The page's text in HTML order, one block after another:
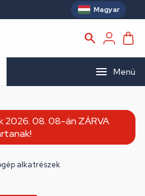
Magyar
Menü
2026. 08. 08-án ZÁRVA
alkatrészek